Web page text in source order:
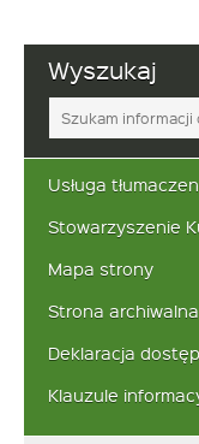
Wyszukaj
wpisz
Usługa
Stowarzyszenie
Mapa strony
Strona archiwalna
Deklaracja
Klauzule